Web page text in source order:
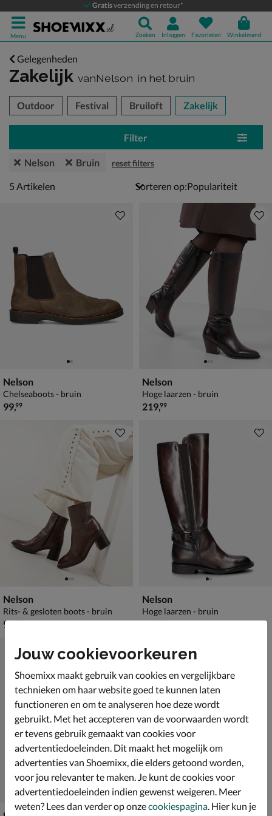
Gratisverzending en retour*
Menu Zoeken Inloggen Favorieten Winkelmand
Gelegenheden
Zakelijk vanNelson in het bruin
over
Outdoor Festival Bruiloft Zakelijk
Filter
Nelson Bruin reset filters
5 artikelen
5 Artikelen Sorteren op:
Nelson
Chelseaboots - bruin
€ 99,99
99,99
Nelson
Hoge laarzen - bruin
€ 219,99
219,99
Nelson
Rits- & gesloten boots - bruin
€ 99,99
99,99
Nelson
Hoge laarzen - bruin
€ 199,99
199,99
Jouw cookievoorkeuren
Shoemixx maakt gebruik van cookies en vergelijkbare
technieken om haar website goed te kunnen laten
functioneren en om te analyseren hoe deze wordt
gebruikt. Met het accepteren van de voorwaarden wordt
er tevens gebruik gemaakt van cookies voor
advertentiedoeleinden. Dit maakt het mogelijk om
advertenties van Shoemixx, die elders getoond worden,
voor jou relevanter te maken. Je kunt de cookies voor
advertentiedoeleinden indien gewenst weigeren. Meer
weten? Lees dan verder op onzecookiespagina. Hier kun je